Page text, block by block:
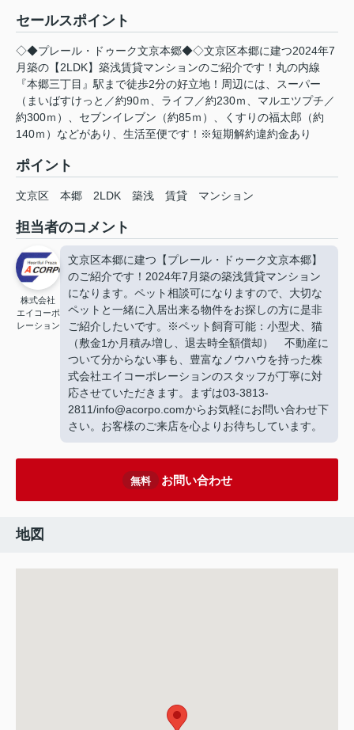
セールスポイント
◇◆プレール・ドゥーク文京本郷◆◇文京区本郷に建つ2024年7
月築の【2LDK】築浅賃貸マンションのご紹介です！丸の内線
『本郷三丁目』駅まで徒歩2分の好立地！周辺には、スーパー
（まいばすけっと／約90ｍ、ライフ／約230ｍ、マルエツプチ／
約300ｍ）、セブンイレブン（約85ｍ）、くすりの福太郎（約
140ｍ）などがあり、生活至便です！※短期解約違約金あり
ポイント
文京区 本郷 2LDK 築浅 賃貸 マンション
担当者のコメント
株式会社
エイコーポ
レーション
文京区本郷に建つ【プレール・ドゥーク文京本郷】
のご紹介です！2024年7月築の築浅賃貸マンション
になります。ペット相談可になりますので、大切な
ペットと一緒に入居出来る物件をお探しの方に是非
ご紹介したいです。※ペット飼育可能：小型犬、猫
（敷金1か月積み増し、退去時全額償却） 不動産に
ついて分からない事も、豊富なノウハウを持った株
式会社エイコーポレーションのスタッフが丁寧に対
応させていただきます。まずは03-3813-
2811/info@acorpo.comからお気軽にお問い合わせ下
さい。お客様のご来店を心よりお待ちしています。
無料 お問い合わせ
地図